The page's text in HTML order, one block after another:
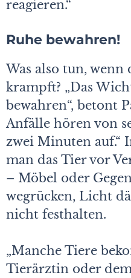
reagieren.“
Ruhe bewahren!
Was also tun,
krampft? „Das
bewahren“, betont
Anfälle hören von
zwei Minuten auf.“
man das Tier vor
– Möbel oder
wegrücken, Licht
nicht festhalten.
„Manche Tiere
Tierärztin oder